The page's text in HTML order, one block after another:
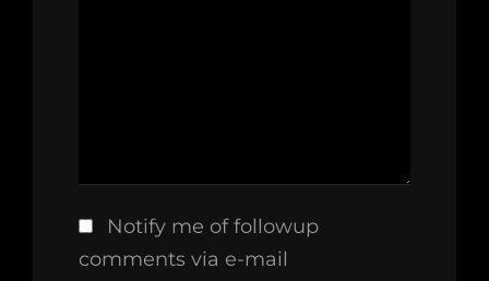
Notify me of followup
comments via e-mail